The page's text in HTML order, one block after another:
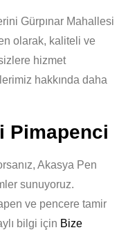
Gürpınar Mahallesi
olarak, kaliteli ve
hizmet
hakkında daha
Pimapenci
Akasya Pen
sunuyoruz.
ve pencere tamir
bilgi için Bize